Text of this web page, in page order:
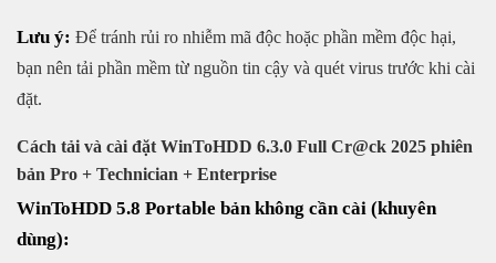
Lưu ý: Để tránh rủi ro nhiễm mã độc hoặc phần mềm độc hại,
bạn nên tải phần mềm từ nguồn tin cậy và quét virus trước khi cài
đặt.
Cách tải và cài đặt WinToHDD 6.3.0 Full Cr@ck 2025 phiên
bản Pro + Technician + Enterprise
WinToHDD 5.8 Portable bản không cần cài (khuyên
dùng):